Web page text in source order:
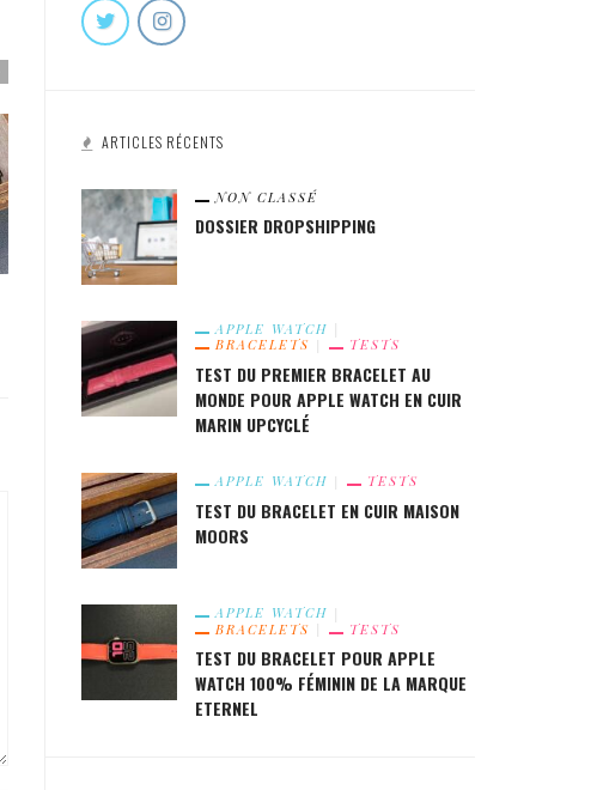
WATCH 100% FÉMININ DE LA MARQUE
ETERNEL
APPLE WATCH ?
ARTICLES RÉCENTS
NON CLASSÉ
DOSSIER DROPSHIPPING
APPLE WATCH
BRACELETS
TESTS
TEST DU PREMIER BRACELET AU
MONDE POUR APPLE WATCH EN CUIR
MARIN UPCYCLÉ
APPLE WATCH TESTS
TEST DU BRACELET EN CUIR MAISON
MOORS
APPLE WATCH
BRACELETS
TESTS
TEST DU BRACELET POUR APPLE
WATCH 100% FÉMININ DE LA MARQUE
ETERNEL